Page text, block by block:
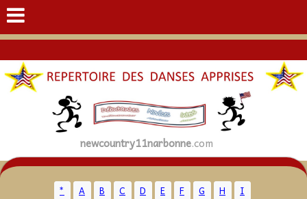
newcountry11narbonne.com
* A B C D E F G H I